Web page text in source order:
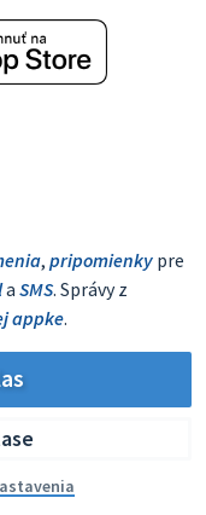
, pripomienky pre
a SMS. Správy z
appke.